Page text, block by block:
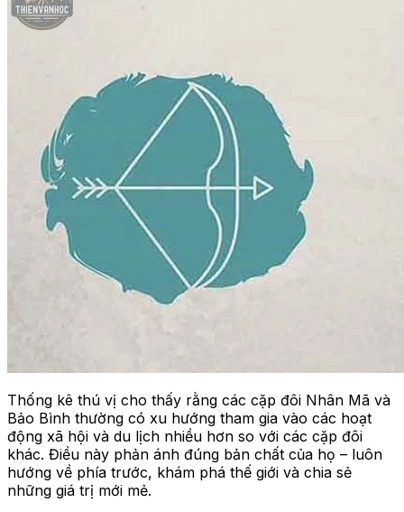
Thống kê thú vị cho thấy rằng các cặp đôi Nhân Mã và
Bảo Bình thường có xu hướng tham gia vào các hoạt
động xã hội và du lịch nhiều hơn so với các cặp đôi
khác. Điều này phản ánh đúng bản chất của họ – luôn
hướng về phía trước, khám phá thế giới và chia sẻ
những giá trị mới mẻ.